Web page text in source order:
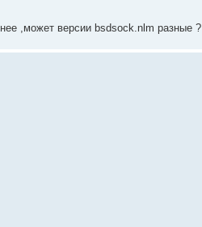
,может версии bsdsock.nlm разные ?